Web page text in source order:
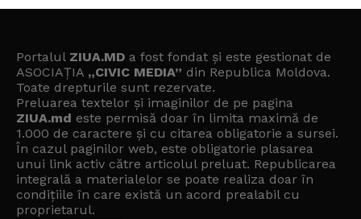
Portalul ZIUA.MD a fost fondat și este gestionat de
ASOCIAȚIA „CIVIC MEDIA” din Republica Moldova.
Toate drepturile sunt rezervate.
Preluarea textelor și imaginilor de pe pagina
ZIUA.md este permisă doar în limita maximă de
1.000 de caractere și cu citarea obligatorie a sursei.
În cazul paginilor web, este obligatorie plasarea
unui link activ către articolul preluat. Republicarea
integrală a materialelor se poate realiza doar în
condițiile în care există un acord prealabil cu
proprietarul.